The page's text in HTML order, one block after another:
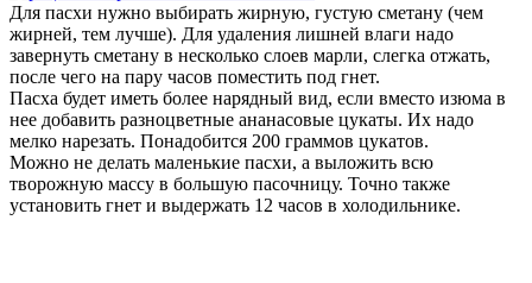
Для пасхи нужно выбирать жирную, густую сметану (чем
жирней, тем лучше). Для удаления лишней влаги надо
завернуть сметану в несколько слоев марли, слегка отжать,
после чего на пару часов поместить под гнет.
Пасха будет иметь более нарядный вид, если вместо изюма в
нее добавить разноцветные ананасовые цукаты. Их надо
мелко нарезать. Понадобится 200 граммов цукатов.
Можно не делать маленькие пасхи, а выложить всю
творожную массу в большую пасочницу. Точно также
установить гнет и выдержать 12 часов в холодильнике.